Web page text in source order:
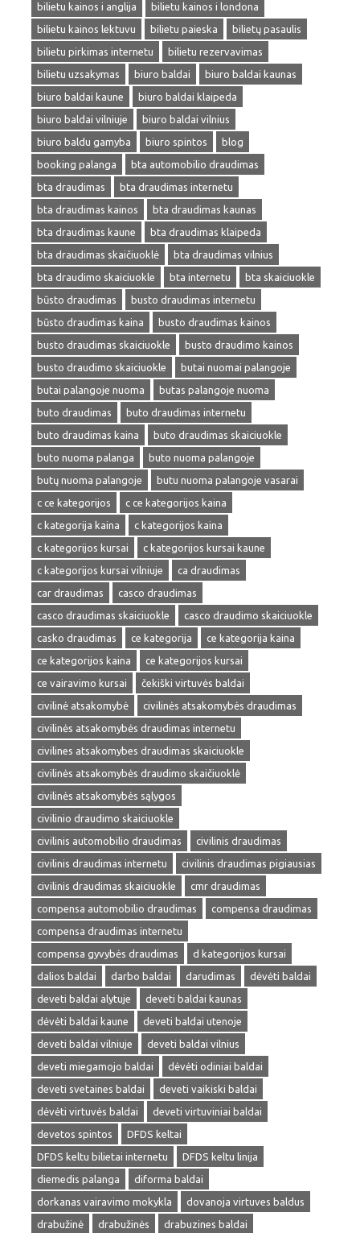
bilietu kainos i anglija
bilietu kainos i londona
bilietu kainos lektuvu
bilietu paieska
bilietų pasaulis
bilietu pirkimas internetu
bilietu rezervavimas
bilietu uzsakymas
biuro baldai
biuro baldai kaunas
biuro baldai kaune
biuro baldai klaipeda
biuro baldai vilniuje
biuro baldai vilnius
biuro baldu gamyba
biuro spintos
blog
booking palanga
bta automobilio draudimas
bta draudimas
bta draudimas internetu
bta draudimas kainos
bta draudimas kaunas
bta draudimas kaune
bta draudimas klaipeda
bta draudimas skaičiuoklė
bta draudimas vilnius
bta draudimo skaiciuokle
bta internetu
bta skaiciuokle
būsto draudimas
busto draudimas internetu
būsto draudimas kaina
busto draudimas kainos
busto draudimas skaiciuokle
busto draudimo kainos
busto draudimo skaiciuokle
butai nuomai palangoje
butai palangoje nuoma
butas palangoje nuoma
buto draudimas
buto draudimas internetu
buto draudimas kaina
buto draudimas skaiciuokle
buto nuoma palanga
buto nuoma palangoje
butų nuoma palangoje
butu nuoma palangoje vasarai
c ce kategorijos
c ce kategorijos kaina
c kategorija kaina
c kategorijos kaina
c kategorijos kursai
c kategorijos kursai kaune
c kategorijos kursai vilniuje
ca draudimas
car draudimas
casco draudimas
casco draudimas skaiciuokle
casco draudimo skaiciuokle
casko draudimas
ce kategorija
ce kategorija kaina
ce kategorijos kaina
ce kategorijos kursai
ce vairavimo kursai
čekiški virtuvės baldai
civilinė atsakomybė
civilinės atsakomybės draudimas
civilinės atsakomybės draudimas internetu
civilines atsakomybes draudimas skaiciuokle
civilinės atsakomybės draudimo skaičiuoklė
civilinės atsakomybės sąlygos
civilinio draudimo skaiciuokle
civilinis automobilio draudimas
civilinis draudimas
civilinis draudimas internetu
civilinis draudimas pigiausias
civilinis draudimas skaiciuokle
cmr draudimas
compensa automobilio draudimas
compensa draudimas
compensa draudimas internetu
compensa gyvybės draudimas
d kategorijos kursai
dalios baldai
darbo baldai darudimas
dėvėti baldai
deveti baldai alytuje
deveti baldai kaunas
dėvėti baldai kaune
deveti baldai utenoje
deveti baldai vilniuje
deveti baldai vilnius
deveti miegamojo baldai
dėvėti odiniai baldai
deveti svetaines baldai
deveti vaikiski baldai
dėvėti virtuvės baldai
deveti virtuviniai baldai
devetos spintos
DFDS keltai
DFDS keltu bilietai internetu
DFDS keltu linija
diemedis palanga
diforma baldai
dorkanas vairavimo mokykla
dovanoja virtuves baldus
drabužinė
drabužinės
drabuzines baldai